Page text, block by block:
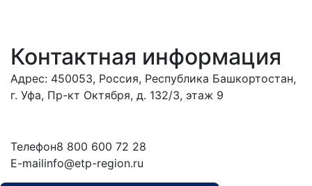
Контактная информация
Адрес: 450053, Россия, Республика Башкортостан,
г. Уфа, Пр-кт Октября, д. 132/3, этаж 9
Телефон8 800 600 72 28
E-mailinfo@etp-region.ru